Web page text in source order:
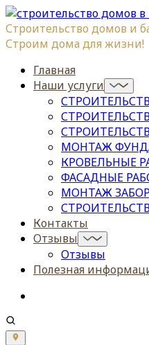
Строительство домов и
Строим дома для жизни!
Главная
Наши услуги
МОНТАЖ
КРОВЕЛЬНЫЕ
ФАСАДНЫЕ
МОНТАЖ
Контакты
Отзывы
Отзывы
Полезная